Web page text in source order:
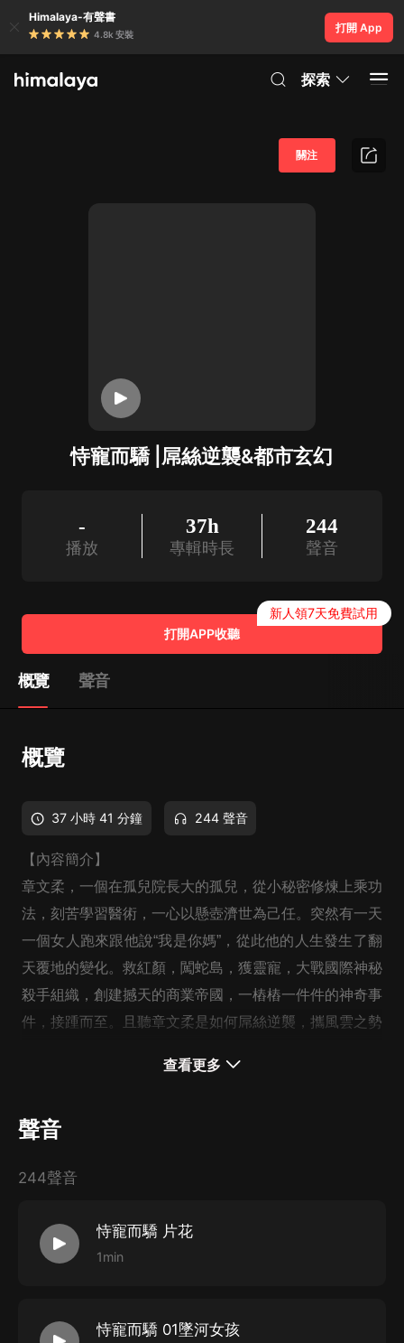
Himalaya-有聲書
4.8k 安裝
打開 App
探索
恃寵而驕 |屌絲逆襲&都市玄幻
關注
-
播放
37h
專輯時長
244
聲音
打開APP收聽
新人領7天免費試用
概覽 聲音
概覽
37 小時 41 分鐘 244 聲音
【內容簡介】
章文柔，一個在孤兒院長大的孤兒，從小秘密修煉上乘功
法，刻苦學習醫術，一心以懸壺濟世為己任。突然有一天
一個女人跑來跟他說“我是你媽”，從此他的人生發生了翻
天覆地的變化。救紅顏，闖蛇島，獲靈寵，大戰國際神秘
殺手組織，創建撼天的商業帝國，一樁樁一件件的神奇事
件，接踵而至。且聽章文柔是如何屌絲逆襲，攜風雲之勢
查看更多
聲音
244聲音
恃寵而驕 片花
1min
恃寵而驕 01墜河女孩